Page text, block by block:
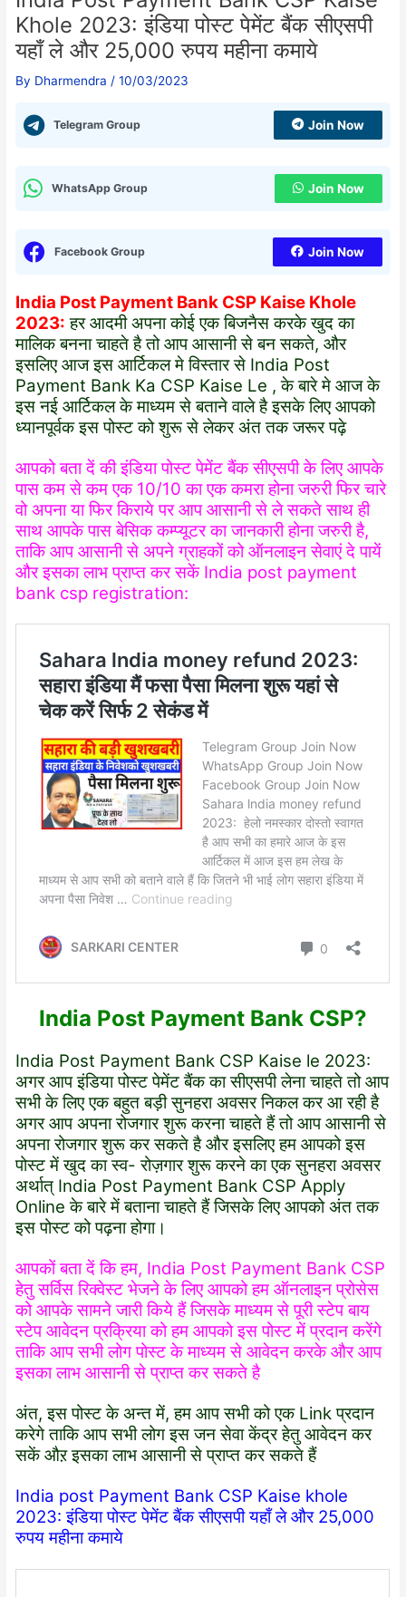
Khole 2023: इंडिया पोस्ट पेमेंट बैंक सीएसपी
यहाँ ले और 25,000 रुपय महीना कमाये
By Dharmendra /10/03/2023
Telegram Group Join Now
WhatsApp Group Join Now
Facebook Group Join Now
India Post Payment Bank CSP Kaise Khole
2023: हर आदमी अपना कोई एक बिजनैस करके खुद का
मालिक बनना चाहते है तो आप आसानी से बन सकते, और
इसलिए आज इस आर्टिकल मे विस्तार से India Post
Payment Bank Ka CSP Kaise Le , के बारे मे आज के
इस नई आर्टिकल के माध्यम से बताने वाले है इसके लिए आपको
ध्यानपूर्वक इस पोस्ट को शुरू से लेकर अंत तक जरूर पढ़े
आपको बता दें की इंडिया पोस्ट पेमेंट बैंक सीएसपी के लिए आपके
पास कम से कम एक 10/10 का एक कमरा होना जरुरी फिर चारे
वो अपना या फिर किराये पर आप आसानी से ले सकते साथ ही
साथ आपके पास बेसिक कम्प्यूटर का जानकारी होना जरुरी है,
ताकि आप आसानी से अपने ग्राहकों को ऑनलाइन सेवाएं दे पायें
और इसका लाभ प्राप्त कर सकें India post payment
bank csp registration:
India Post Payment Bank CSP?
India Post Payment Bank CSP Kaise le 2023:
अगर आप इंडिया पोस्ट पेमेंट बैंक का सीएसपी लेना चाहते तो आप
सभी के लिए एक बहुत बड़ी सुनहरा अवसर निकल कर आ रही है
अगर आप अपना रोजगार शुरू करना चाहते हैं तो आप आसानी से
अपना रोजगार शुरू कर सकते है और इसलिए हम आपको इस
पोस्ट में खुद का स्व- रोज़गार शुरू करने का एक सुनहरा अवसर
अर्थात् India Post Payment Bank CSP Apply
Online के बारे में बताना चाहते हैं जिसके लिए आपको अंत तक
इस पोस्ट को पढ़ना होगा।
आपकों बता दें कि हम, India Post Payment Bank CSP
हेतु सर्विस रिक्वेस्ट भेजने के लिए आपको हम ऑनलाइन प्रोसेस‌
को आपके सामने जारी किये हैं जिसके माध्यम से पूरी स्टेप बाय
स्टेप आवेदन प्रक्रिया को हम आपको इस पोस्ट में प्रदान करेंगे
ताकि आप सभी लोग पोस्ट के माध्यम से आवेदन करके और आप
इसका लाभ आसानी से प्राप्त कर सकते है
अंत, इस पोस्ट के अन्त में, हम आप सभी को एक Link प्रदान
करेगे ताकि आप सभी लोग इस जन सेवा केंद्र हेतु आवेदन कर
सकें औऱ इसका लाभ आसानी से प्राप्त कर सकते हैं
India post Payment Bank CSP Kaise khole
2023: इंडिया पोस्ट पेमेंट बैंक सीएसपी यहाँ ले और 25,000
रुपय महीना कमाये